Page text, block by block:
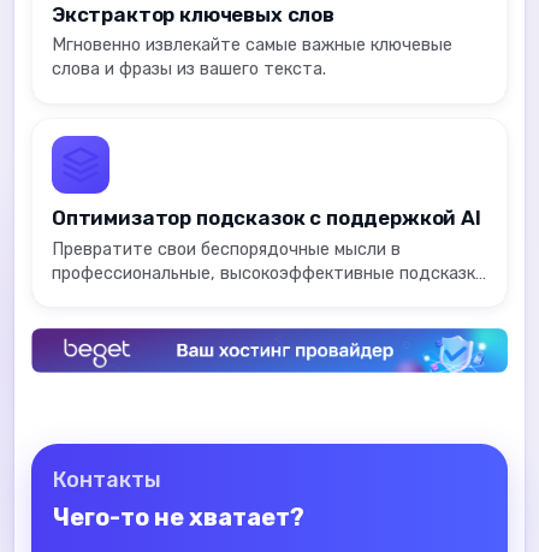
Экстрактор ключевых слов
Мгновенно извлекайте самые важные ключевые
слова и фразы из вашего текста.
Оптимизатор подсказок с поддержкой AI
Превратите свои беспорядочные мысли в
профессиональные, высокоэффективные подсказки
Контакты
Чего-то не хватает?